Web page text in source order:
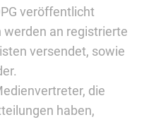
veröffentlicht
an registrierte
versendet, sowie
die
haben,